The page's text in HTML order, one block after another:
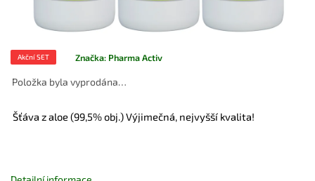
Akční SET Značka: Pharma Activ
Položka byla vyprodána…
Šťáva z aloe (99,5% obj.) Výjimečná, nejvyšší kvalita!